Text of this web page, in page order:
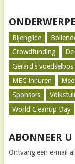
Bijengilde
Crowdfunding
Gerard's voedselbos
MEC inhuren
Sponsors
World Cleanup Day
ABONNEER U
Ontvang een e-mail